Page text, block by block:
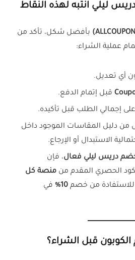
ليلي انتبه لهذه النقاط
بأفضل شكل، تأكد من
عملية الشراء:
أي تعديل.
قبل إتمام الدفع.
إجمالي الطلب قبل تأكيده.
من دليل المقاسات الموجود داخل
الاستبدال أو الإرجاع.
دريس ليلي فعال، فإن
الحصري المقدم من منصة كل
من خصم 10%
في
قبل الشراء؟